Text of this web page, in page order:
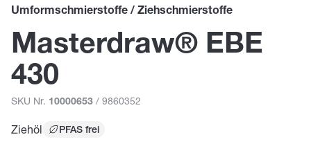
Umformschmierstoffe / Ziehschmierstoffe
Masterdraw® EBE
430
SKU Nr. 10000653 / 9860352
Ziehöl PFAS frei